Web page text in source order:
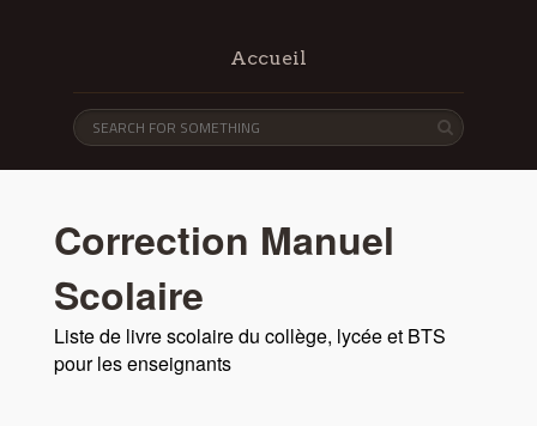
Accueil
Correction Manuel
Scolaire
Liste de livre scolaire du collège, lycée et BTS
pour les enseignants